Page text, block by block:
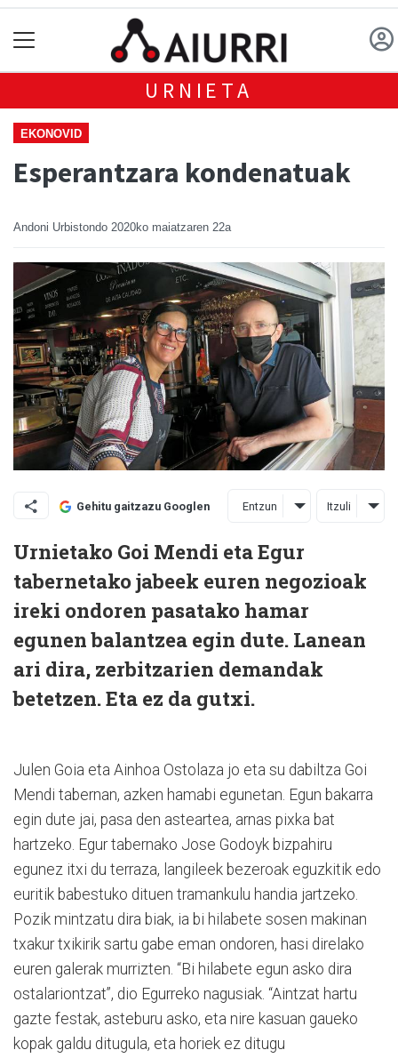
URNIETA
EKONOVID
Esperantzara kondenatuak
Andoni Urbistondo 2020ko maiatzaren 22a
Gehitu gaitzazu Googlen Entzun Itzuli
Urnietako Goi Mendi eta Egur
tabernetako jabeek euren negozioak
ireki ondoren pasatako hamar
egunen balantzea egin dute. Lanean
ari dira, zerbitzarien demandak
betetzen. Eta ez da gutxi.
Julen Goia eta Ainhoa Ostolaza jo eta su dabiltza Goi
Mendi tabernan, azken hamabi egunetan. Egun bakarra
egin dute jai, pasa den asteartea, arnas pixka bat
hartzeko. Egur tabernako Jose Godoyk bizpahiru
egunez itxi du terraza, langileek bezeroak eguzkitik edo
euritik babestuko dituen tramankulu handia jartzeko.
Pozik mintzatu dira biak, ia bi hilabete sosen makinan
txakur txikirik sartu gabe eman ondoren, hasi direlako
euren galerak murrizten. “Bi hilabete egun asko dira
ostalariontzat”, dio Egurreko nagusiak. “Aintzat hartu
gazte festak, asteburu asko, eta nire kasuan gaueko
kopak galdu ditugula, eta horiek ez ditugu